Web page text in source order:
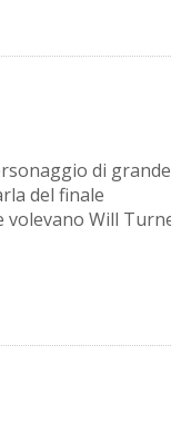
di grande
del finale
volevano Will